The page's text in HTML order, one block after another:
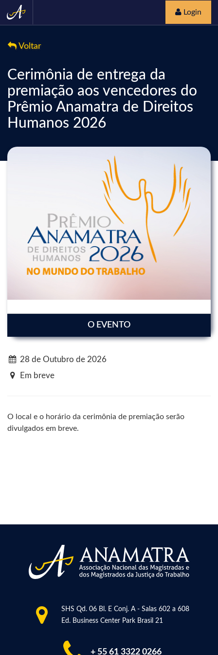
Login
Voltar
Cerimônia de entrega da
premiação aos vencedores do
Prêmio Anamatra de Direitos
Humanos 2026
28 de Outubro de 2026
Em breve
O local e o horário da cerimônia de premiação serão
divulgados em breve.
O EVENTO
SHS Qd. 06 Bl. E Conj. A - Salas 602 a 608
Ed. Business Center Park Brasil 21
+ 55 61 3322 0266